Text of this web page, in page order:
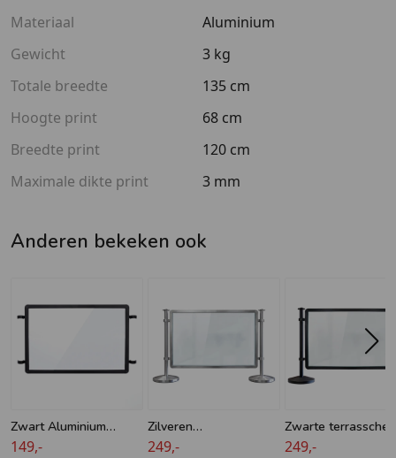
Materiaal
Aluminium
Gewicht
3 kg
Totale breedte
135 cm
Hoogte print
68 cm
Breedte print
120 cm
Maximale dikte print
3 mm
Anderen bekeken ook
Zwart Aluminium
Scherm voor
149,-
Zilveren
terrasschermen horeca
249,-
Zwarte
horeca –
249,-